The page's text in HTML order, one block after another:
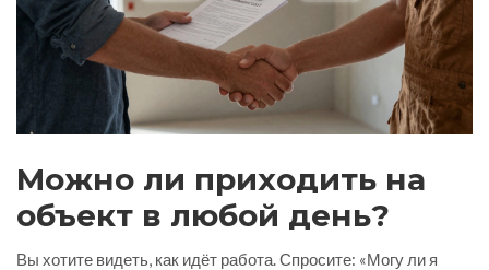
Можно ли приходить на
объект в любой день?
Вы хотите видеть, как идёт работа. Спросите: «Могу ли я